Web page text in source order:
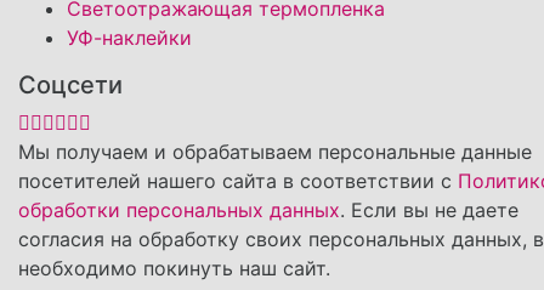
Светоотражающая термопленка
УФ-наклейки
Соцсети
Мы получаем и обрабатываем персональные данные
посетителей нашего сайта в соответствии с
обработки персональных данных. Если вы не даете
согласия на обработку своих персональных данных,
необходимо покинуть наш сайт.